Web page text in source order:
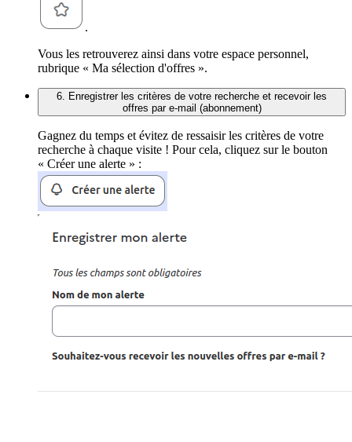
.
Vous les retrouverez ainsi dans votre espace personnel,
rubrique « Ma sélection d'offres ».
6. Enregistrer les critères de votre recherche et recevoir les
offres par e-mail (abonnement)
Gagnez du temps et évitez de ressaisir les critères de votre
recherche à chaque visite ! Pour cela, cliquez sur le bouton
« Créer une alerte » :